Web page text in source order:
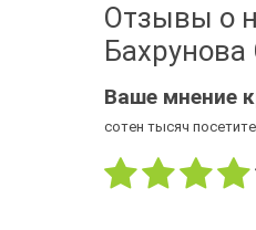
Отзывы о
Ваше мнение
сотен тысяч